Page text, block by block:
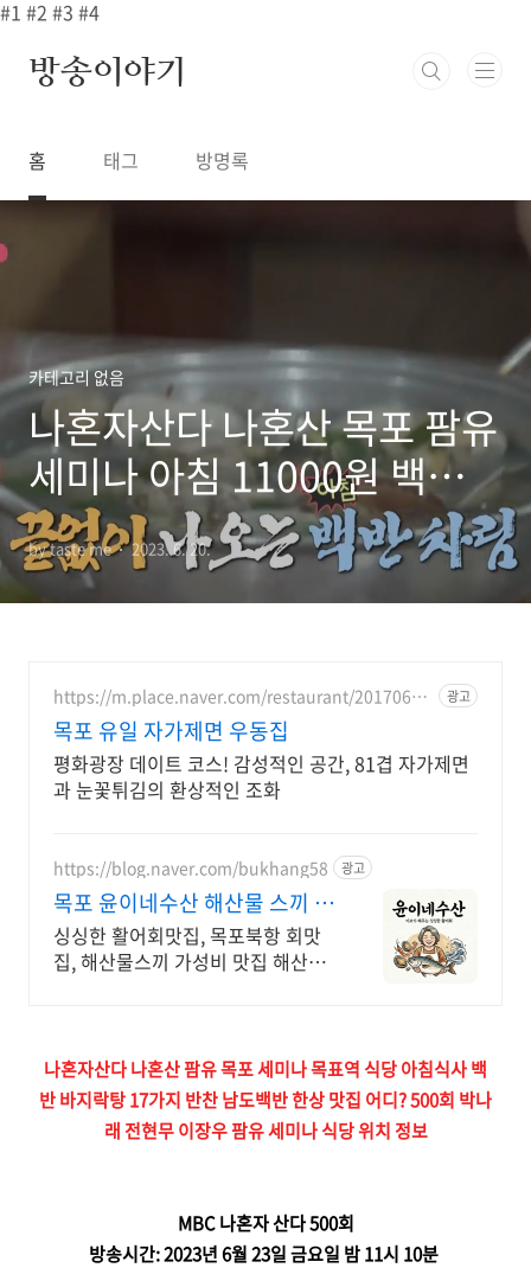
#1 #2 #3 #4
본문 바로가기
방송이야기
홈 태그 방명록
카테고리 없음
나혼자산다 나혼산 목포 팜유
세미나 아침 11000원 백반
19첩반상 남도백반 한상 맛
집 어디? 500회 백끼기행 박
나래 전현무 이장우 팜유 2회
by taste me 2023. 6. 20.
https://m.place.naver.com/restaurant/20170697
광고
목포 유일 자가제면 우동집
평화광장 데이트 코스! 감성적인 공간, 81겹 자가제면
과 눈꽃튀김의 환상적인 조화
https://blog.naver.com/bukhang58 광고
목포 윤이네수산 해산물 스끼 5
만원에 대만족
싱싱한 활어회맛집, 목포북항 회맛
집, 해산물스끼 가성비 맛집 해산물
나혼자산다 나혼산 팜유 목포 세미나 목표역 식당 아침식사 백
반 바지락탕 17가지 반찬 남도백반 한상 맛집 어디? 500회 박나
래 전현무 이장우 팜유 세미나 식당 위치 정보
MBC 나혼자 산다 500회
방송시간: 2023년 6월 23일 금요일 밤 11시 10분